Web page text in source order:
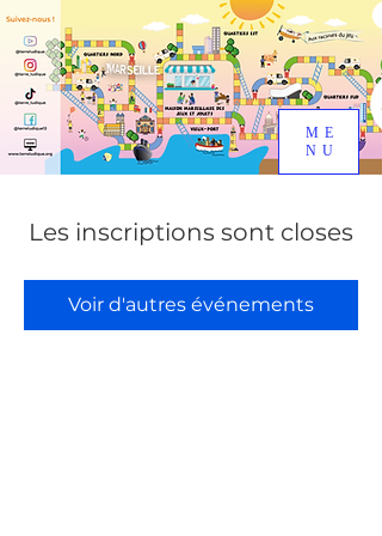
ME
NU
Les inscriptions sont closes
Voir d'autres événements